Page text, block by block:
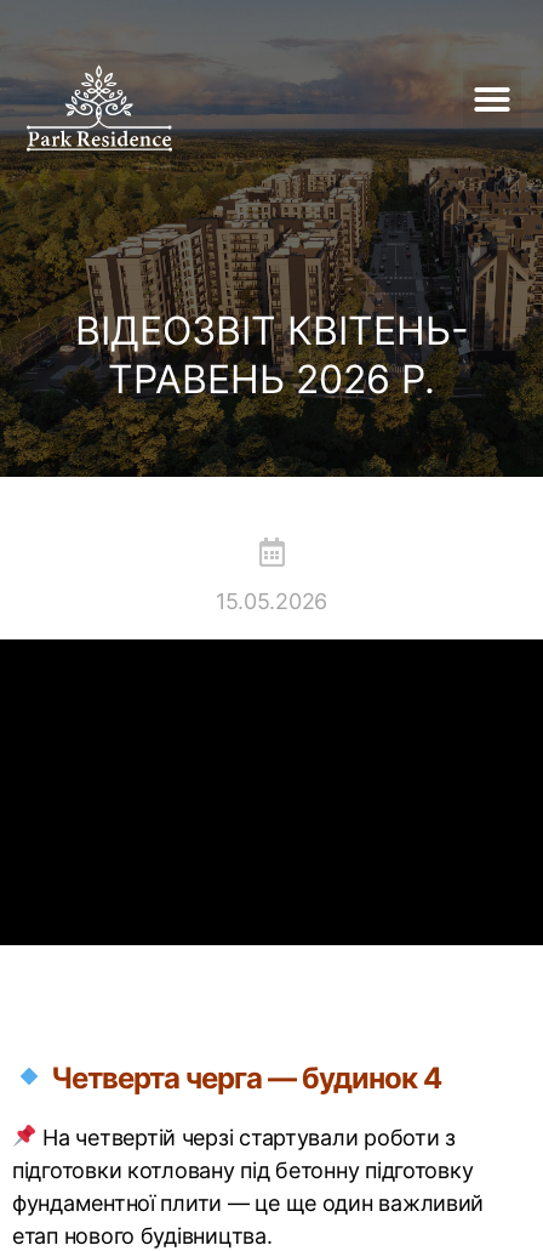
ВІДЕОЗВІТ КВІТЕНЬ-
ТРАВЕНЬ 2026 Р.
15.05.2026
Четверта черга — будинок 4
На четвертій черзі стартували роботи з
підготовки котловану під бетонну підготовку
фундаментної плити — це ще один важливий
етап нового будівництва.